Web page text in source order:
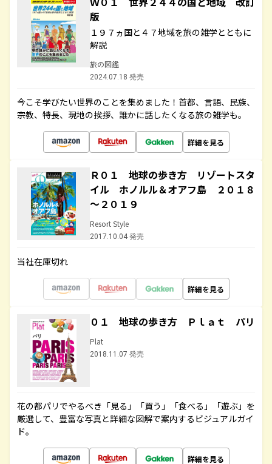
版
１９７ヵ国と４７地域を旅の雑学とともに
解説
旅の図鑑
2024.07.18 発売
今こそ学びたい世界のことを集めました！首都、言語、民族、
宗教、特長、現地の挨拶、誰かに話したくなる旅の雑学も。
詳細を見る
Ｒ０１ 地球の歩き方 リゾートスタ
イル ホノルル＆オアフ島 ２０１８
～２０１９
Resort Style
2017.10.04 発売
当社在庫切れ
詳細を見る
０１ 地球の歩き方 Ｐｌａｔ パリ
Plat
2018.11.07 発売
花の都パリでやるべき「見る」「買う」「食べる」「遊ぶ」を
厳選して、豊富な写真と詳細な図解で案内するビジュアルガイ
ド。
詳細を見る